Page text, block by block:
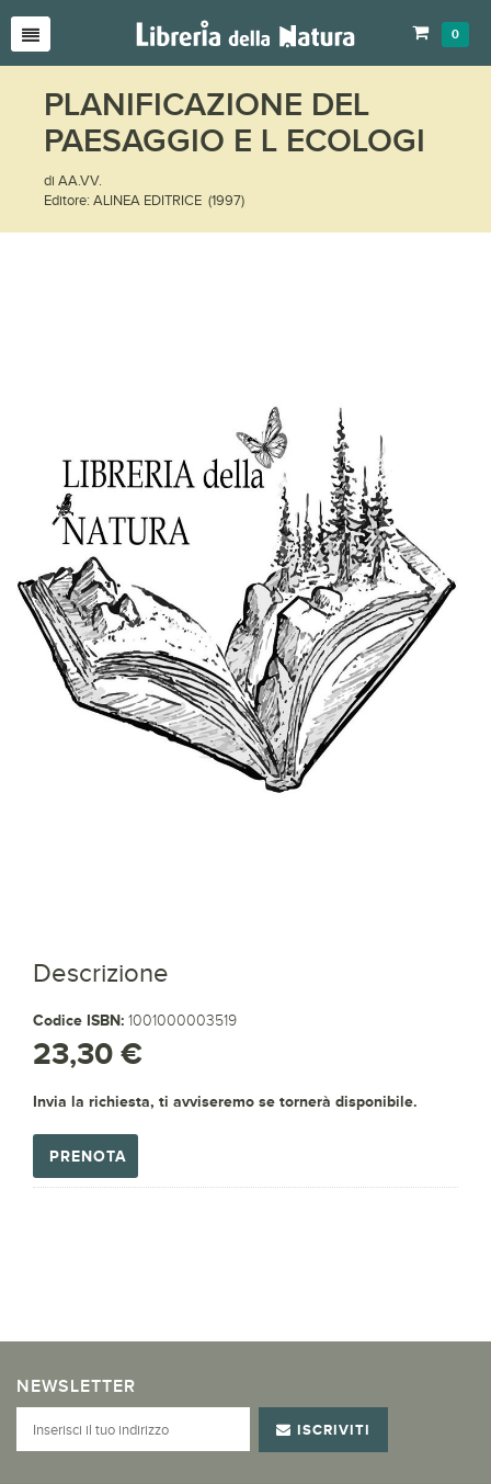
0
PLANIFICAZIONE DEL
PAESAGGIO E L ECOLOGI
di AA.VV.
Editore: ALINEA EDITRICE (1997)
Descrizione
Codice ISBN: 1001000003519
23,30 €
Invia la richiesta, ti avviseremo se tornerà disponibile.
PRENOTA
NEWSLETTER
ISCRIVITI